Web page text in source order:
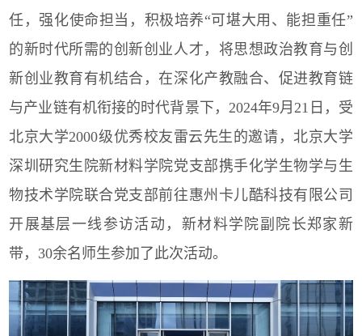
任，强化使命担当，积极培养“可堪大用、能担重任”
的新时代所需的创新创业人才，将思想政治教育与创
新创业教育有机结合，在深化产教融合、促进教育链
与产业链有机衔接的时代背景下， 2024年9月21 日，受
北京大学2000级优秀校友雷云先生的邀请，北京大学
深圳研究生院新材料学院党支部携手化学生物学与生
物技术学院联合党支部前往惠州卡儿酷科技有限公司
开展基层一线参访活动，新材料学院副院长郑家新
带， 30余名师生参加了此次活动。